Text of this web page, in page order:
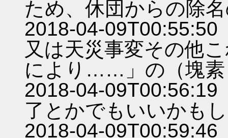
ため、休団からの除
2018-04-
又は天災事変その他
により……」の（塊素
2018-04-
了とかでもいいかも
2018-04-